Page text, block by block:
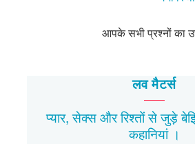
आपके सभी प्रश्नों का
लव मैटर्स
प्यार, सेक्स और रिश्तों से जुड़े
कहानियां।